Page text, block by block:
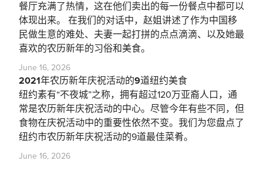
餐厅充满了热情，这在他们卖出的每一份餐点中都可以
体现出来。 在我们的对话中，赵姐讲述了作为中国移
民做生意的难处、夫妻一起打拼的点点滴滴、以及她最
喜欢的农历新年的习俗和美食。
June 16, 2026
2021年农历新年庆祝活动的9道纽约美食
纽约素有“不夜城”之称，拥有超过120万亚裔人口，通
常是农历新年庆祝活动的中心。尽管今年有些不同，但
食物在庆祝活动中的重要性依然不变。我们为您盘点了
纽约市农历新年庆祝活动的9道最佳菜肴。
June 16, 2026